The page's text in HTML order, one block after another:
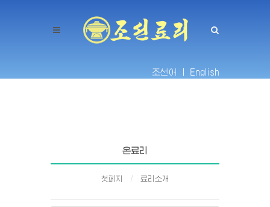
조선어 | English
온료리
첫페지 료리소개